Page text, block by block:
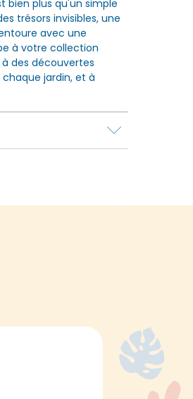
bien plus qu'un simple
trésors invisibles, une
avec une
à votre collection
des découvertes
jardin, et à